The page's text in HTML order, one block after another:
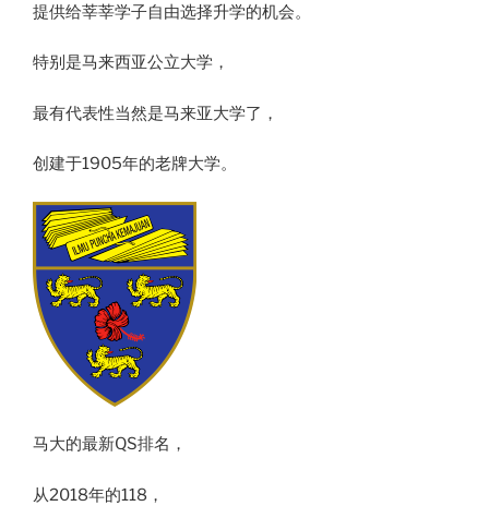
提供给莘莘学子自由选择升学的机会。
特别是马来西亚公立大学，
最有代表性当然是马来亚大学了，
创建于1905年的老牌大学。
马大的最新QS排名，
从2018年的118，